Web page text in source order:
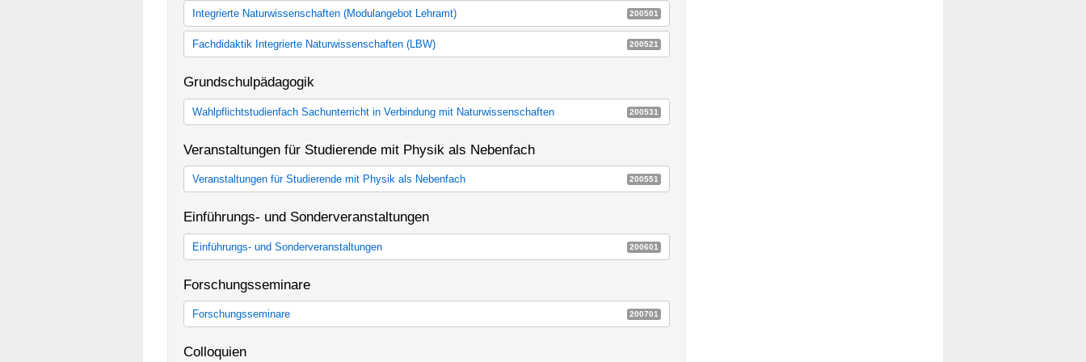
Integrierte Naturwissenschaften (Modulangebot Lehramt) 200501
Integrierte Naturwissenschaften 0387a_m60
Fachdidaktik Integrierte Naturwissenschaften (LBW) 200521
Grundschulpädagogik
Wahlpflichtstudienfach Sachunterricht in Verbindung mit Naturwissenschaften 200531
Veranstaltungen für Studierende mit Physik als Nebenfach
Veranstaltungen für Studierende mit Physik als Nebenfach 200551
Einführungs- und Sonderveranstaltungen
Einführungs- und Sonderveranstaltungen 200601
Forschungsseminare
Forschungsseminare 200701
Colloquien